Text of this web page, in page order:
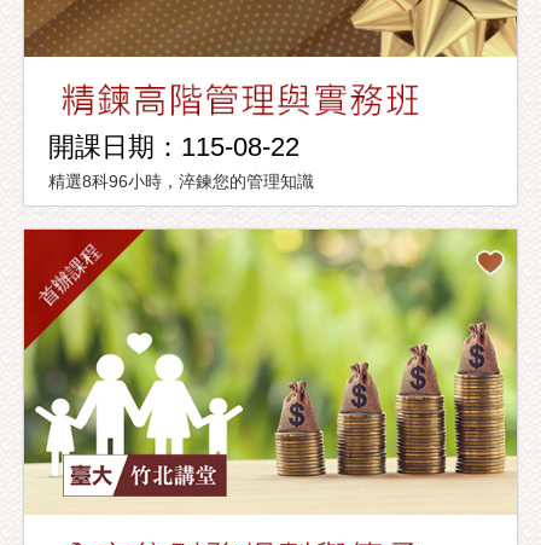
開課日期：115-08-22
精選8科96小時，淬鍊您的管理知識
首辦課程